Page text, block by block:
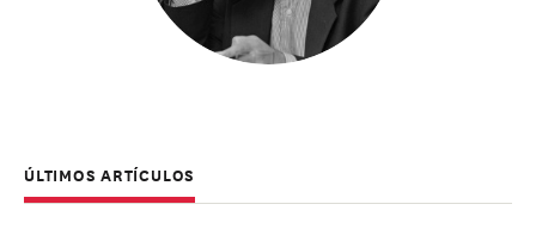
ÚLTIMOS ARTÍCULOS